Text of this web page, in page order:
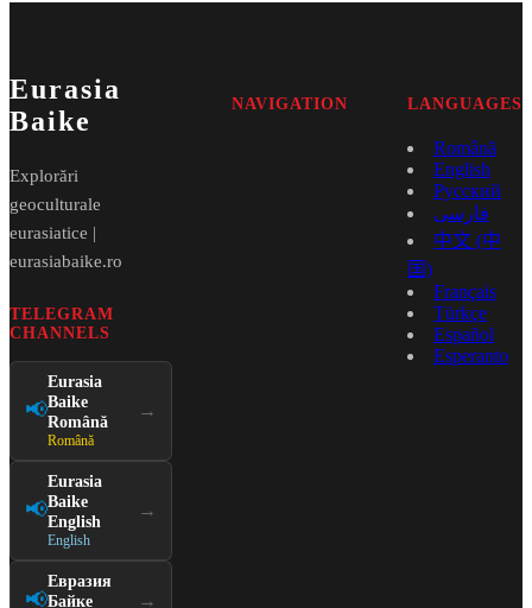
Eurasia
Baike
Explorări
geoculturale
eurasiatice |
eurasiabaike.ro
TELEGRAM
CHANNELS
📢
Eurasia
Baike
Română
Română
→
📢
Eurasia
Baike
English
English
→
📢
Евразия
Байке
→
NAVIGATION LANGUAGES
Română
English
Русский
فارسی
中文 (中
国)
Français
Türkçe
Español
Esperanto